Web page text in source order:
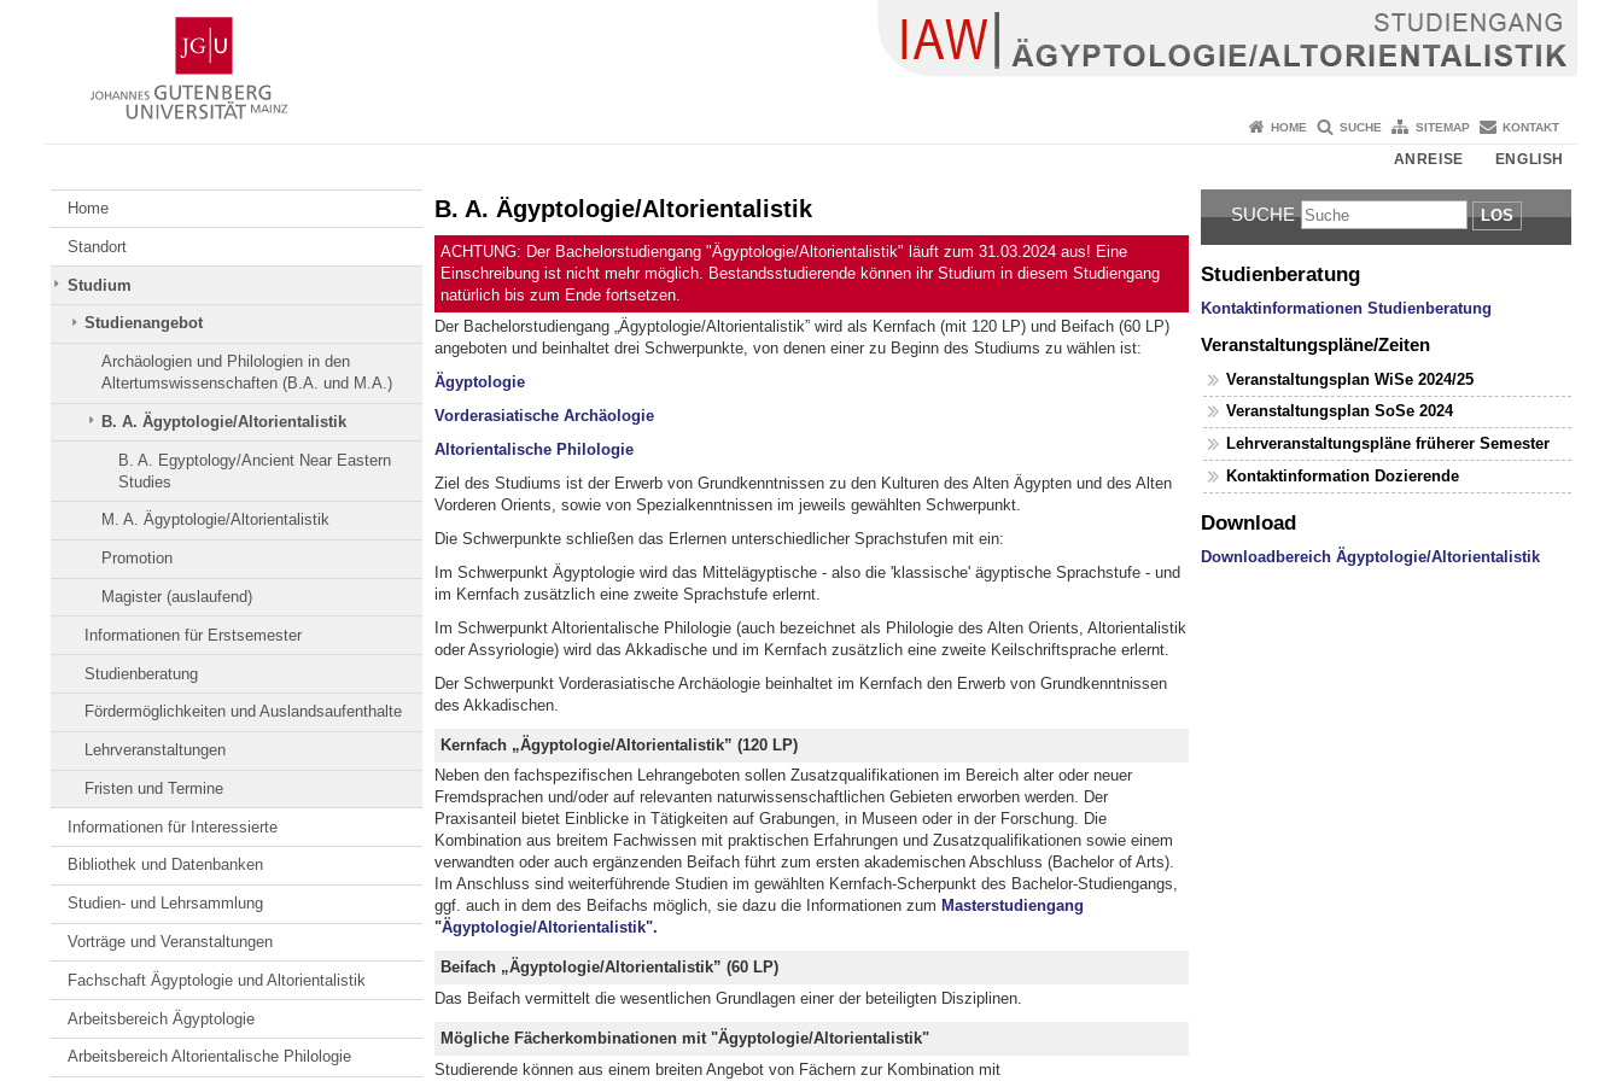
Gutenberg-
Universität
Mainz
HOME SUCHE SITEMAP KONTAKT
ANREISE ENGLISH
Home
Standort
Studium
Studienangebot
Archäologien und Philologien in den
Altertumswissenschaften (B.A. und M.A.)
B. A. Ägyptologie/Altorientalistik
B. A. Egyptology/Ancient Near Eastern
Studies
M. A. Ägyptologie/Altorientalistik
Promotion
Magister (auslaufend)
Informationen für Erstsemester
Studienberatung
Fördermöglichkeiten und Auslandsaufenthalte
Lehrveranstaltungen
Fristen und Termine
Informationen für Interessierte
Bibliothek und Datenbanken
Studien- und Lehrsammlung
Vorträge und Veranstaltungen
Fachschaft Ägyptologie und Altorientalistik
Arbeitsbereich Ägyptologie
Arbeitsbereich Altorientalische Philologie
B. A. Ägyptologie/Altorientalistik
ACHTUNG: Der Bachelorstudiengang "Ägyptologie/Altorientalistik" läuft zum 31.03.2024 aus! Eine
Einschreibung ist nicht mehr möglich. Bestandsstudierende können ihr Studium in diesem Studiengang
natürlich bis zum Ende fortsetzen.
Der Bachelorstudiengang „Ägyptologie/Altorientalistik” wird als Kernfach (mit 120 LP) und Beifach (60 LP)
angeboten und beinhaltet drei Schwerpunkte, von denen einer zu Beginn des Studiums zu wählen ist:
Ägyptologie
Vorderasiatische Archäologie
Altorientalische Philologie
Ziel des Studiums ist der Erwerb von Grundkenntnissen zu den Kulturen des Alten Ägypten und des Alten
Vorderen Orients, sowie von Spezialkenntnissen im jeweils gewählten Schwerpunkt.
Die Schwerpunkte schließen das Erlernen unterschiedlicher Sprachstufen mit ein:
Im Schwerpunkt Ägyptologie wird das Mittelägyptische - also die 'klassische' ägyptische Sprachstufe - und
im Kernfach zusätzlich eine zweite Sprachstufe erlernt.
Im Schwerpunkt Altorientalische Philologie (auch bezeichnet als Philologie des Alten Orients, Altorientalistik
oder Assyriologie) wird das Akkadische und im Kernfach zusätzlich eine zweite Keilschriftsprache erlernt.
Der Schwerpunkt Vorderasiatische Archäologie beinhaltet im Kernfach den Erwerb von Grundkenntnissen
des Akkadischen.
Kernfach „Ägyptologie/Altorientalistik” (120 LP)
Neben den fachspezifischen Lehrangeboten sollen Zusatzqualifikationen im Bereich alter oder neuer
Fremdsprachen und/oder auf relevanten naturwissenschaftlichen Gebieten erworben werden. Der
Praxisanteil bietet Einblicke in Tätigkeiten auf Grabungen, in Museen oder in der Forschung. Die
Kombination aus breitem Fachwissen mit praktischen Erfahrungen und Zusatzqualifikationen sowie einem
verwandten oder auch ergänzenden Beifach führt zum ersten akademischen Abschluss (Bachelor of Arts).
Im Anschluss sind weiterführende Studien im gewählten Kernfach-Scherpunkt des Bachelor-Studiengangs,
ggf. auch in dem des Beifachs möglich, sie dazu die Informationen zum Masterstudiengang
"Ägyptologie/Altorientalistik".
Beifach „Ägyptologie/Altorientalistik” (60 LP)
Das Beifach vermittelt die wesentlichen Grundlagen einer der beteiligten Disziplinen.
Mögliche Fächerkombinationen mit "Ägyptologie/Altorientalistik"
Studierende können aus einem breiten Angebot von Fächern zur Kombination mit
SUCHE LOS
Studienberatung
Kontaktinformationen Studienberatung
Veranstaltungspläne/Zeiten
Veranstaltungsplan WiSe 2024/25
Veranstaltungsplan SoSe 2024
Lehrveranstaltungspläne früherer Semester
Kontaktinformation Dozierende
Download
Downloadbereich Ägyptologie/Altorientalistik